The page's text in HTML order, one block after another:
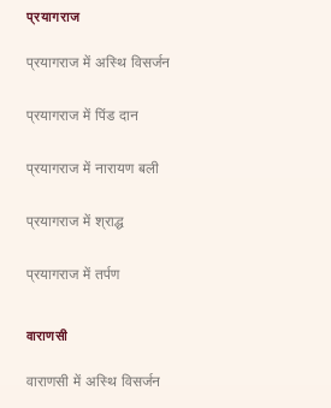
प्रयागराज
प्रयागराज में अस्थि विसर्जन
प्रयागराज में पिंड दान
प्रयागराज में नारायण बली
प्रयागराज में श्राद्ध
प्रयागराज में तर्पण
वाराणसी
वाराणसी में अस्थि विसर्जन